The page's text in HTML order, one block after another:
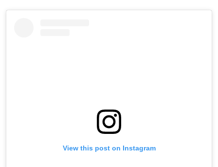
View this post on Instagram